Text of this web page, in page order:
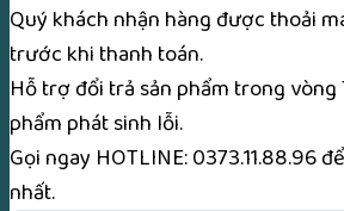
Quý khách nhận hàng được thoải
trước khi thanh toán.
Hỗ trợ đổi trả sản phẩm trong vòng
phẩm phát sinh lỗi.
Gọi ngay HOTLINE: 0373.11.88.96
nhất.